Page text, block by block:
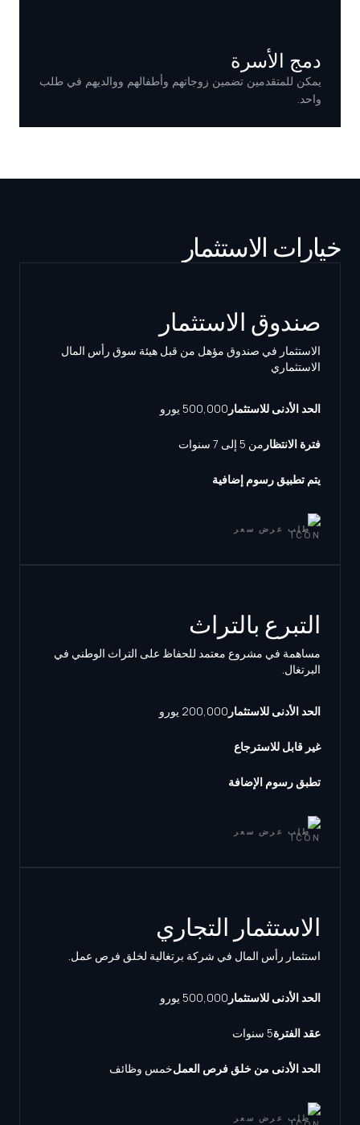
دمج الأسرة
يمكن للمتقدمين تضمين زوجاتهم وأطفالهم ووالديهم في طلب
واحد.
خيارات الاستثمار
صندوق الاستثمار
الاستثمار في صندوق مؤهل من قبل هيئة سوق رأس المال
الاستثماري
الحد الأدنى للاستثمار 500,000 يورو
فترة الانتظار من 5 إلى 7 سنوات
يتم تطبيق رسوم إضافية
طلب عرض سعر
التبرع بالتراث
مساهمة في مشروع معتمد للحفاظ على التراث الوطني في
البرتغال.
الحد الأدنى للاستثمار 200,000 يورو
غير قابل للاسترجاع
تطبق رسوم الإضافة
طلب عرض سعر
الاستثمار التجاري
استثمار رأس المال في شركة برتغالية لخلق فرص عمل.
الحد الأدنى للاستثمار 500,000 يورو
عقد الفترة5 سنوات
الحد الأدنى من خلق فرص العملخمس وظائف
طلب عرض سعر